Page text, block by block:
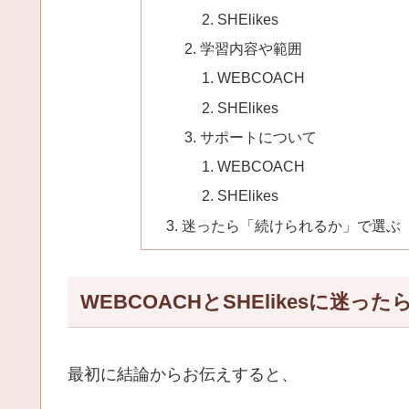
SHElikes
学習内容や範囲
WEBCOACH
SHElikes
サポートについて
WEBCOACH
SHElikes
迷ったら「続けられるか」で選ぶ
WEBCOACHとSHElikesに迷った
最初に結論からお伝えすると、